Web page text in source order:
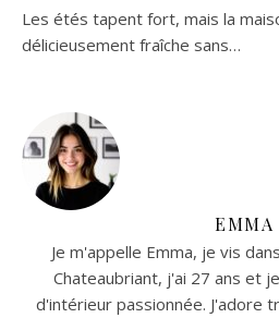
Les étés tapent fort, mais la
délicieusement fraîche sans…
EMMA
Je m'appelle Emma, je vis
Chateaubriant, j'ai 27 ans et
d'intérieur passionnée. J'adore